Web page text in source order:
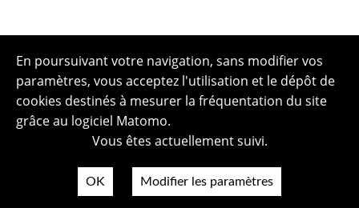
En poursuivant votre navigation, sans modifier vos
paramètres, vous acceptez l'utilisation et le dépôt de
cookies destinés à mesurer la fréquentation du site
grâce au logiciel Matomo.
Vous êtes actuellement suivi.
OK Modifier les paramètres